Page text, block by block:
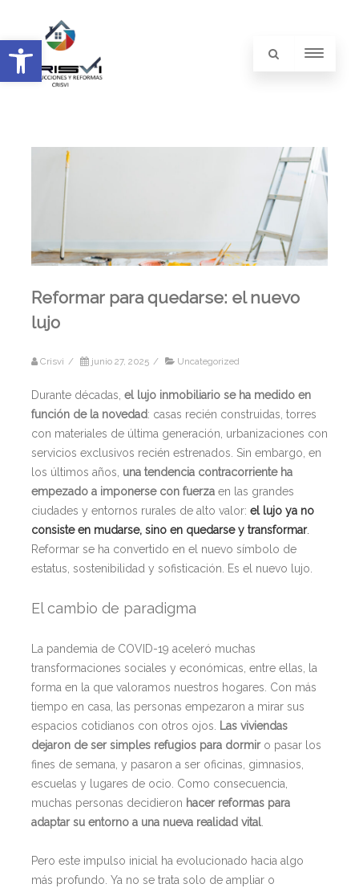
Abrir barra de herramientas
Reformar para quedarse: el nuevo
lujo
Crisvi / junio 27, 2025 / Uncategorized
Durante décadas, el lujo inmobiliario se ha medido en
función de la novedad: casas recién construidas, torres
con materiales de última generación, urbanizaciones con
servicios exclusivos recién estrenados. Sin embargo, en
los últimos años, una tendencia contracorriente ha
empezado a imponerse con fuerza en las grandes
ciudades y entornos rurales de alto valor: el lujo ya no
consiste en mudarse, sino en quedarse y transformar.
Reformar se ha convertido en el nuevo símbolo de
estatus, sostenibilidad y sofisticación. Es el nuevo lujo.
El cambio de paradigma
La pandemia de COVID-19 aceleró muchas
transformaciones sociales y económicas, entre ellas, la
forma en la que valoramos nuestros hogares. Con más
tiempo en casa, las personas empezaron a mirar sus
espacios cotidianos con otros ojos.
Las viviendas
dejaron de ser simples refugios para dormir o pasar los
fines de semana, y pasaron a ser oficinas, gimnasios,
escuelas y lugares de ocio. Como consecuencia,
muchas personas decidieron hacer reformas para
adaptar su entorno a una nueva realidad vital
Pero este impulso inicial ha evolucionado hacia algo
más profundo. Ya no se trata solo de ampliar o